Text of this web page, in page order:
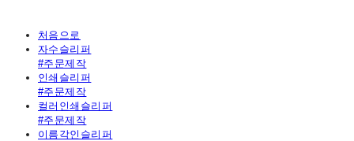
처음으로
자수슬리퍼
#주문제작
인쇄슬리퍼
#주문제작
컬러인쇄슬리퍼
#주문제작
이름각인슬리퍼